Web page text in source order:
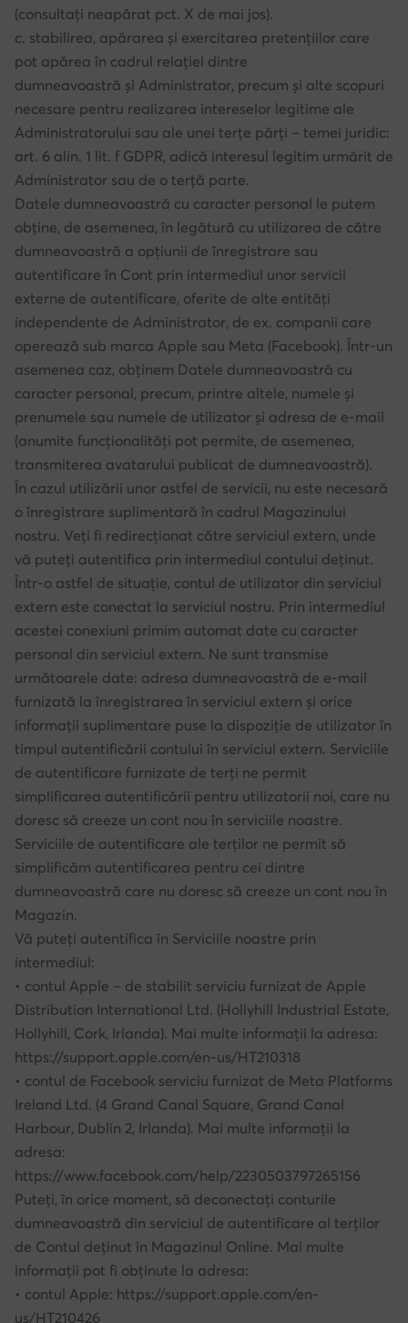
(consultați neapărat pct. X de mai jos).
c. stabilirea, apărarea și exercitarea pretențiilor care
pot apărea în cadrul relației dintre
dumneavoastră și Administrator, precum și alte scopuri
necesare pentru realizarea intereselor legitime ale
Administratorului sau ale unei terțe părți – temei juridic:
art. 6 alin. 1 lit. f GDPR, adică interesul legitim urmărit de
Administrator sau de o terță parte.
Datele dumneavoastră cu caracter personal le putem
obține, de asemenea, în legătură cu utilizarea de către
dumneavoastră a opțiunii de înregistrare sau
autentificare în Cont prin intermediul unor servicii
externe de autentificare, oferite de alte entități
independente de Administrator, de ex. companii care
operează sub marca Apple sau Meta (Facebook). Într-un
asemenea caz, obținem Datele dumneavoastră cu
caracter personal, precum, printre altele, numele și
prenumele sau numele de utilizator și adresa de e-mail
(anumite funcționalități pot permite, de asemenea,
transmiterea avatarului publicat de dumneavoastră).
În cazul utilizării unor astfel de servicii, nu este necesară
o înregistrare suplimentară în cadrul Magazinului
nostru. Veți fi redirecționat către serviciul extern, unde
vă puteți autentifica prin intermediul contului deținut.
Într-o astfel de situație, contul de utilizator din serviciul
extern este conectat la serviciul nostru. Prin intermediul
acestei conexiuni primim automat date cu caracter
personal din serviciul extern. Ne sunt transmise
următoarele date: adresa dumneavoastră de e-mail
furnizată la înregistrarea în serviciul extern și orice
informații suplimentare puse la dispoziție de utilizator în
timpul autentificării contului în serviciul extern. Serviciile
de autentificare furnizate de terți ne permit
simplificarea autentificării pentru utilizatorii noi, care nu
doresc să creeze un cont nou în serviciile noastre.
Serviciile de autentificare ale terților ne permit să
simplificăm autentificarea pentru cei dintre
dumneavoastră care nu doresc să creeze un cont nou în
Magazin.
Vă puteți autentifica în Serviciile noastre prin
intermediul:
• contul Apple – de stabilit serviciu furnizat de Apple
Distribution International Ltd. (Hollyhill Industrial Estate,
Hollyhill, Cork, Irlanda). Mai multe informații la adresa:
https://support.apple.com/en-us/HT210318
• contul de Facebook serviciu furnizat de Meta Platforms
Ireland Ltd. (4 Grand Canal Square, Grand Canal
Harbour, Dublin 2, Irlanda). Mai multe informații la
adresa:
https://www.facebook.com/help/2230503797265156
Puteți, în orice moment, să deconectați conturile
dumneavoastră din serviciul de autentificare al terților
de Contul deținut în Magazinul Online. Mai multe
informații pot fi obținute la adresa:
• contul Apple: https://support.apple.com/en-
us/HT210426